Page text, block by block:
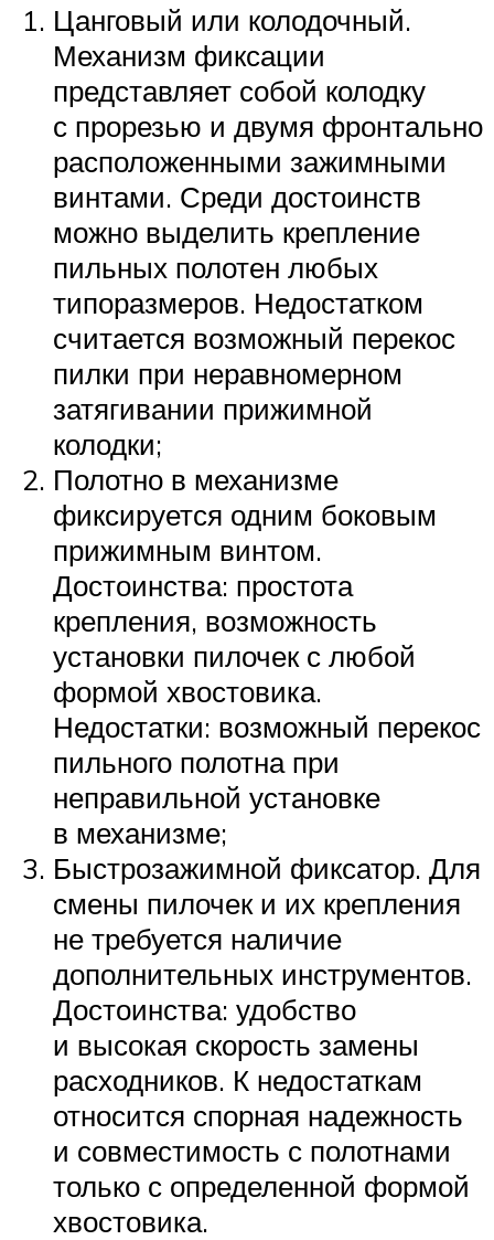
Цанговый или колодочный.
Механизм фиксации
представляет собой колодку
с прорезью и двумя фронтально
расположенными зажимными
винтами. Среди достоинств
можно выделить крепление
пильных полотен любых
типоразмеров. Недостатком
считается возможный перекос
пилки при неравномерном
затягивании прижимной
колодки;
Полотно в механизме
фиксируется одним боковым
прижимным винтом.
Достоинства: простота
крепления, возможность
установки пилочек с любой
формой хвостовика.
Недостатки: возможный перекос
пильного полотна при
неправильной установке
в механизме;
Быстрозажимной фиксатор. Для
смены пилочек и их крепления
не требуется наличие
дополнительных инструментов.
Достоинства: удобство
и высокая скорость замены
расходников. К недостаткам
относится спорная надежность
и совместимость с полотнами
только с определенной формой
хвостовика.